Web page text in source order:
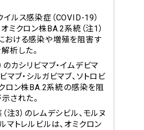
ルス感染症（COVID-19）
ミクロン株BA.2系統（注1）
おける感染や増殖を阻害す
析した。
のカシリビマブ・イムデビマ
マブ・シルガビマブ、ソトロビ
ロン株BA.2系統の感染を阻
された。
注3）のレムデシビル、モルヌ
マトレルビルは、オミクロン